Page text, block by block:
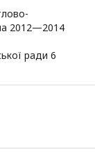
2012—2014
ради 6